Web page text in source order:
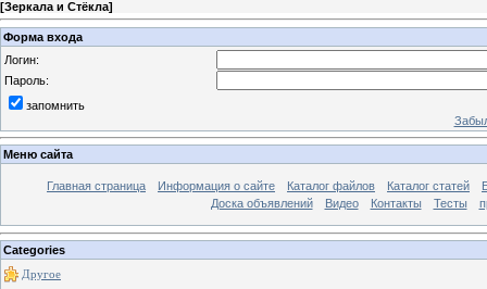
[Зеркала и Стёкла]
Форма входа
Логин:
Пароль:
запомнить
Меню сайта
Главная страница Информация о сайте Каталог файлов Каталог статей
Доска объявлений
Видео Контакты Тесты
Categories
Другое